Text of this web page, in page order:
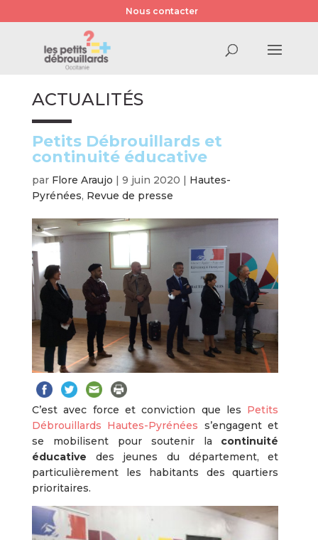
Nous contacter
ACTUALITÉS
Petits Débrouillards et
continuité éducative
par Flore Araujo | 9 juin 2020 | Hautes-
Pyrénées, Revue de presse
C’est avec force et conviction que les Petits
Débrouillards Hautes-Pyrénées s’engagent et
se mobilisent pour soutenir la continuité
éducative des jeunes du département, et
particulièrement les habitants des quartiers
prioritaires.